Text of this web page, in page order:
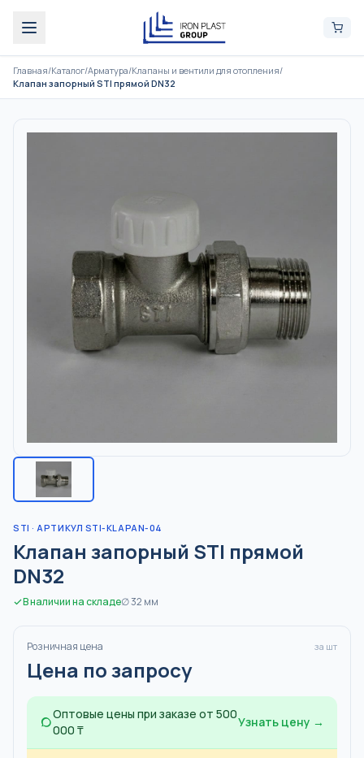
Главная/Каталог/Арматура/Клапаны и вентили для отопления/
Клапан запорный STI прямой DN32
STI · АРТИКУЛ STI-KLAPAN-04
Клапан запорный STI прямой
DN32
В наличии на складе∅32 мм
Розничная цена за шт
Цена по запросу
Оптовые цены при заказе от 500
000 ₸
Узнать цену →